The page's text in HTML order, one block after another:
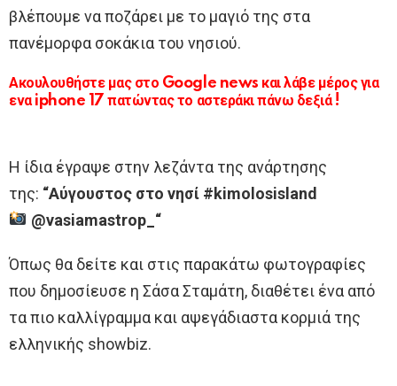
βλέπουμε να ποζάρει με το μαγιό της στα
πανέμορφα σοκάκια του νησιού.
Ακουλουθήστε μας στο Google news και λάβε μέρος για
ενα iphone 17 πατώντας το αστεράκι πάνω δεξιά !
Η ίδια έγραψε στην λεζάντα της ανάρτησης
της: “Αύγουστος στο νησί #kimolosisland
@vasiamastrop_“
Όπως θα δείτε και στις παρακάτω φωτογραφίες
που δημοσίευσε η Σάσα Σταμάτη, διαθέτει ένα από
τα πιο καλλίγραμμα και αψεγάδιαστα κορμιά της
ελληνικής showbiz.